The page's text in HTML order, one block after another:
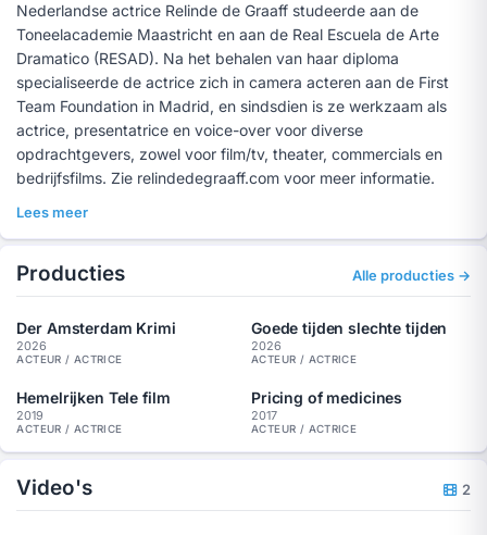
Nederlandse actrice Relinde de Graaff studeerde aan de
Toneelacademie Maastricht en aan de Real Escuela de Arte
Dramatico (RESAD). Na het behalen van haar diploma
specialiseerde de actrice zich in camera acteren aan de First
Team Foundation in Madrid, en sindsdien is ze werkzaam als
actrice, presentatrice en voice-over voor diverse
opdrachtgevers, zowel voor film/tv, theater, commercials en
bedrijfsfilms. Zie relindedegraaff.com voor meer informatie.
Lees meer
Producties Alle producties →
Der Amsterdam Krimi
2026
ACTEUR / ACTRICE
Goede tijden slechte tijden
2026
ACTEUR / ACTRICE
Hemelrijken Tele film
2019
ACTEUR / ACTRICE
Pricing of medicines
2017
ACTEUR / ACTRICE
Video's 2